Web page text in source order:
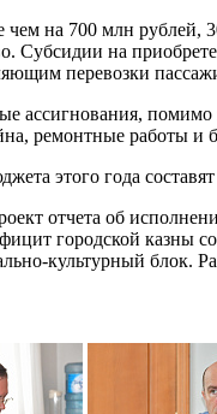
чем на 700 млн
Субсидии на
перевозки
ассигнования,
ремонтные работы и
этого года
отчета об
городской казны
культурный